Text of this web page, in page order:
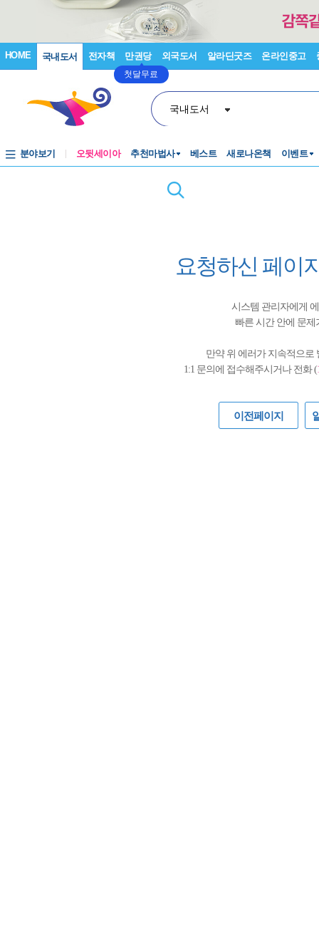
HOME 국내도서 전자책 만권당
첫달무료
외국도서 알라딘굿즈 온라인중고
국내도서
분야보기 오뒷세이아 추천마법사 베스트 새로나온책 이벤트
요청하신 페이
시스템 관리자에게
빠른 시간 안에 문
만약 위 에러가 지속적으로
1:1 문의에 접수해주시거나 전화 (
이전페이지